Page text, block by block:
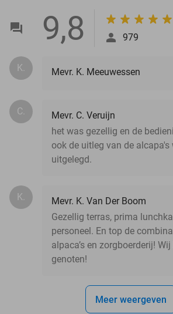
9,8 979
K. Mevr. K. Meeuwessen
C.
Mevr. C. Veruijn
het was gezellig en de
ook de uitleg van de alcapa's
uitgelegd.
K.
Mevr. K. Van Der Boom
Gezellig terras, prima
personeel. En top de
alpaca’s en zorgboerderij!
genoten!
Meer weergeven